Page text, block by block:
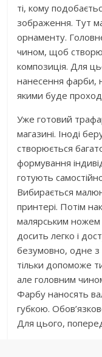
ті, кому
зображення. Тут
орнаменту.
чином, щоб
композиція. Для
нанесення фарби,
якими буде
Уже готовий
магазині. Іноді
створюється
формування
готують
Вибирається
принтері. Потім
малярським ножем
досить легко і
безумовно, одне з
тільки допоможе
але головним
Фарбу наносять
губкою.
Для цього,